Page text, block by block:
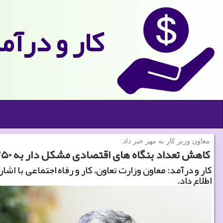
كار و
معاون وزیر كار به مهر خبر داد:
كاهش تعداد بنگاه های اقتصادی مشكل دار به ۱۳۵۰ واحد
اطلاع داد.